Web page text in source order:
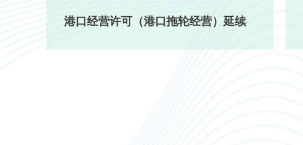
港口经营许可（港口拖轮经营）延续